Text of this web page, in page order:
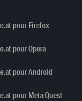
pour Firefox
pour Opera
pour Android
pour Meta Quest